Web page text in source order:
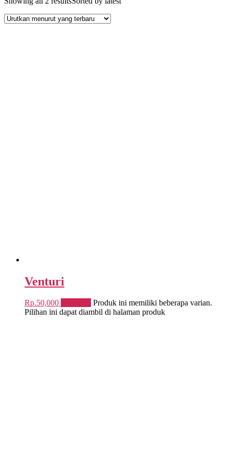
Venturi
Rp.50,000
Produk ini memiliki beberapa varian.
Pilihan ini dapat diambil di halaman produk